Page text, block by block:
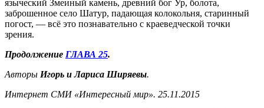
языческий Змеиный камень, древний бог Ур, болота,
заброшенное село Шатур, падающая колокольня, старинный
погост, — всё это познавательно с краеведческой точки
зрения.
Продолжение ГЛАВА 25.
Авторы Игорь и Лариса Ширяевы.
Интернет СМИ «Интересный мир». 25.11.2015